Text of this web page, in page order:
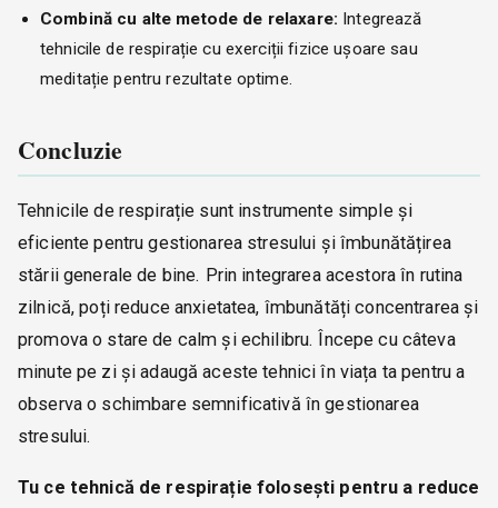
Combină cu alte metode de relaxare: Integrează
tehnicile de respirație cu exerciții fizice ușoare sau
meditație pentru rezultate optime.
Concluzie
Tehnicile de respirație sunt instrumente simple și
eficiente pentru gestionarea stresului și îmbunătățirea
stării generale de bine. Prin integrarea acestora în rutina
zilnică, poți reduce anxietatea, îmbunătăți concentrarea și
promova o stare de calm și echilibru. Începe cu câteva
minute pe zi și adaugă aceste tehnici în viața ta pentru a
observa o schimbare semnificativă în gestionarea
stresului.
Tu ce tehnică de respirație folosești pentru a reduce